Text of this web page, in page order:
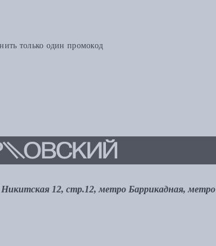
только один промокод
Никитская 12, стр.12, метро Баррикадная, метро